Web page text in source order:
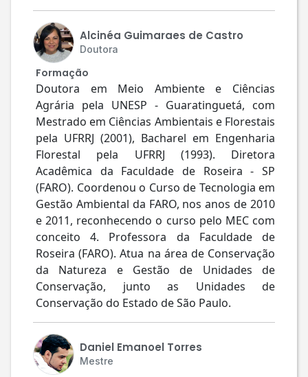
Alcinéa Guimaraes de Castro
Doutora
Formação
Doutora em Meio Ambiente e Ciências
Agrária pela UNESP - Guaratinguetá, com
Mestrado em Ciências Ambientais e Florestais
pela UFRRJ (2001), Bacharel em Engenharia
Florestal pela UFRRJ (1993). Diretora
Acadêmica da Faculdade de Roseira - SP
(FARO). Coordenou o Curso de Tecnologia em
Gestão Ambiental da FARO, nos anos de 2010
e 2011, reconhecendo o curso pelo MEC com
conceito 4. Professora da Faculdade de
Roseira (FARO). Atua na área de Conservação
da Natureza e Gestão de Unidades de
Conservação, junto as Unidades de
Conservação do Estado de São Paulo.
Daniel Emanoel Torres
Mestre